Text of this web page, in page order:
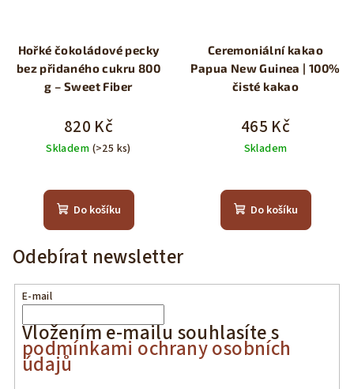
Hořké čokoládové pecky
bez přidaného cukru 800
g – Sweet Fiber
820 Kč
Skladem (>25 ks)
hodnocení
produktu
hvězdiček.
Do košíku
Ceremoniální kakao
Papua New Guinea | 100%
čisté kakao
465 Kč
Skladem
hodnocení
produktu
hvězdiček.
Do košíku
Odebírat newsletter
E-mail
Vložením e-mailu souhlasíte s
podmínkami ochrany osobních
údajů